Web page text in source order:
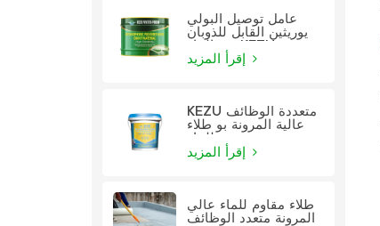
عامل توصيل البولي
يوريثين القابل للذوبان
KEZU متعددة الوظائف
عالية المرونة بو طلاء
طلاء مقاوم للماء عالي
المرونة متعدد الوظائف